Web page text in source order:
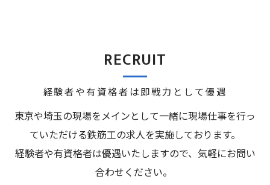
RECRUIT
経験者や有資格者は即戦力として優遇
東京や埼玉の現場をメインとして一緒に現場仕事を行っ
ていただける鉄筋工の求人を実施しております。
経験者や有資格者は優遇いたしますので、気軽にお問い
合わせください。